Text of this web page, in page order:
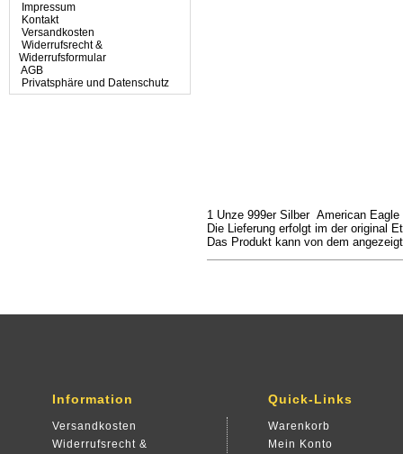
1 Unze 999er Silber American
Die Lieferung erfolgt im der original
Das Produkt kann von dem
Impressum
Kontakt
Versandkosten
Widerrufsrecht &
Widerrufsformular
AGB
Privatsphäre und Datenschutz
Information
Versandkosten
Widerrufsrecht &
Quick-Links
Warenkorb
Mein Konto